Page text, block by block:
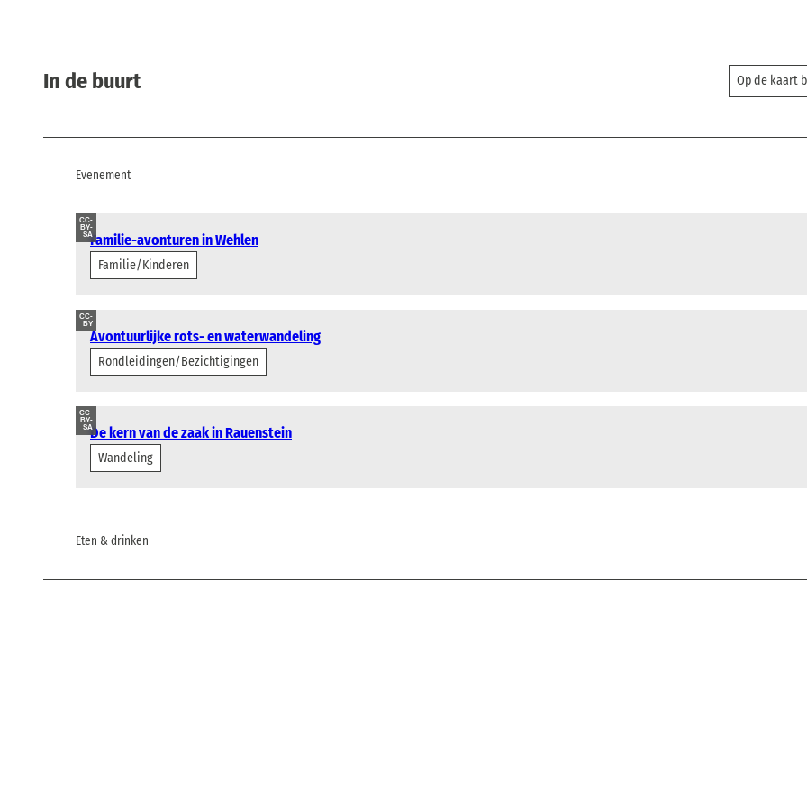
In de buurt Op de kaart
Evenement
CC-
BY-
SAFamilie-avonturen in Wehlen
Familie/Kinderen
CC-
BY
Avontuurlijke rots- en waterwandeling
Rondleidingen/Bezichtigingen
CC-
BY-
SADe kern van de zaak in Rauenstein
Wandeling
Eten & drinken